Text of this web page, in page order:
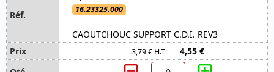
16.23325.000
CAOUTCHOUC SUPPORT C.D.I. REV3
3,79 € H.T 4,55 €